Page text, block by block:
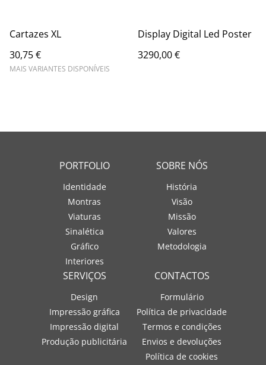
Cartazes XL
30,75 €
MAIS VARIANTES DISPONÍVEIS
Display Digital Led Poster
3290,00 €
PORTFOLIO
Identidade
Montras
Viaturas
Sinalética
Gráfico
Interiores
SOBRE NÓS
História
Visão
Missão
Valores
Metodologia
SERVIÇOS
Design
Impressão gráfica
Impressão digital
Produção publicitária
CONTACTOS
Formulário
Política de privacidade
Termos e condições
Envios e devoluções
Política de cookies